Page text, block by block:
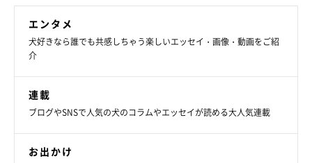
エンタメ
犬好きなら誰でも共感しちゃう楽しいエッセイ・画像・動画をご紹
介
連載
ブログやSNSで人気の犬のコラムやエッセイが読める大人気連載
お出かけ